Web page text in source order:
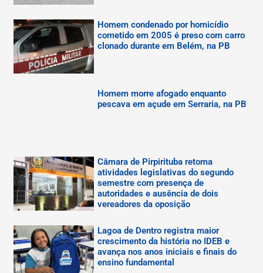
Homem condenado por homicídio
cometido em 2005 é preso com carro
clonado durante em Belém, na PB
Homem morre afogado enquanto
pescava em açude em Serraria, na PB
Câmara de Pirpirituba retoma
atividades legislativas do segundo
semestre com presença de
autoridades e ausência de dois
vereadores da oposição
Lagoa de Dentro registra maior
crescimento da história no IDEB e
avança nos anos iniciais e finais do
ensino fundamental